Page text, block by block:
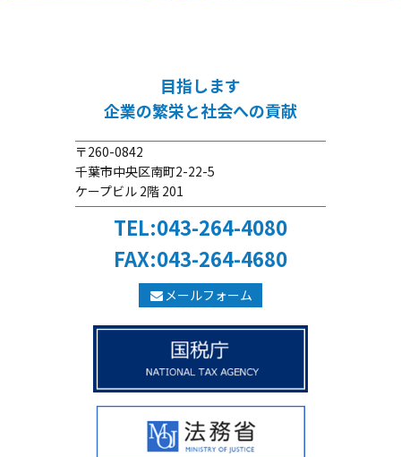
目指します
企業の繁栄と社会への貢献
〒260-0842
千葉市中央区南町2-22-5
ケープビル 2階 201
TEL:043-264-4080
FAX:043-264-4680
メールフォーム